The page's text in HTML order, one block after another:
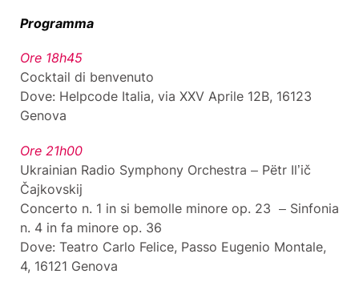
Programma
Ore 18h45
Cocktail di benvenuto
Dove: Helpcode Italia, via XXV Aprile 12B, 16123
Genova
Ore 21h00
Ukrainian Radio Symphony Orchestra – Pëtr Il’ič
Čajkovskij
Concerto n. 1 in si bemolle minore op. 23 – Sinfonia
n. 4 in fa minore op. 36
Dove: Teatro Carlo Felice, Passo Eugenio Montale,
4, 16121 Genova